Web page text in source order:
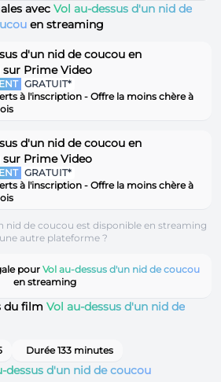
avec Vol au-dessus d'un nid de
en streaming
d'un nid de coucou en
Prime Video
GRATUIT*
à l'inscription - Offre la moins chère à
d'un nid de coucou en
Prime Video
GRATUIT*
à l'inscription - Offre la moins chère à
nid de coucou est disponible en streaming
autre plateforme ?
pour Vol au-dessus d'un nid de coucou
en streaming
du film Vol au-dessus d'un nid de
Durée 133 minutes
dessus d'un nid de coucou